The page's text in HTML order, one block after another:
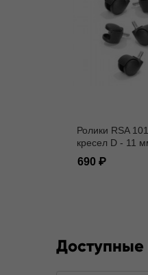
Ролики RSA
кресел D - 11
690
Доступные